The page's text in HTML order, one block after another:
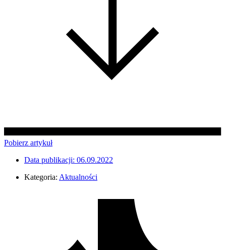
Pobierz artykuł
Data publikacji: 06.09.2022
Kategoria: Aktualności